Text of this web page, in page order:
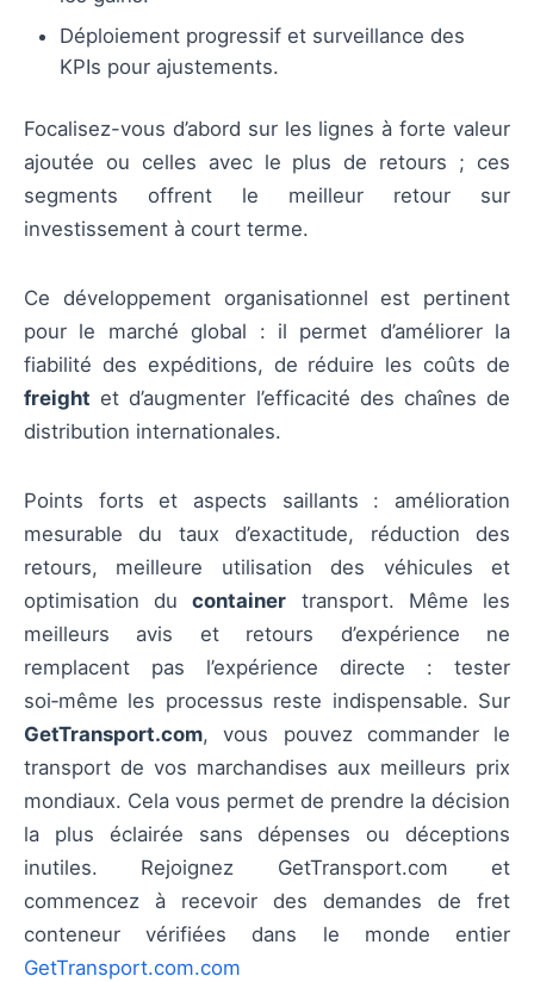
Déploiement progressif et surveillance des
KPIs pour ajustements.
Focalisez-vous d’abord sur les lignes à forte valeur
ajoutée ou celles avec le plus de retours ; ces
segments offrent le meilleur retour sur
investissement à court terme.
Ce développement organisationnel est pertinent
pour le marché global : il permet d’améliorer la
fiabilité des expéditions, de réduire les coûts de
freight et d’augmenter l’efficacité des chaînes de
distribution internationales.
Points forts et aspects saillants : amélioration
mesurable du taux d’exactitude, réduction des
retours, meilleure utilisation des véhicules et
optimisation ducontainer transport. Même les
meilleurs avis et retours d’expérience ne
remplacent pas l’expérience directe : tester
soi‑même les processus reste indispensable. Sur
GetTransport.com, vous pouvez commander le
transport de vos marchandises aux meilleurs prix
mondiaux. Cela vous permet de prendre la décision
la plus éclairée sans dépenses ou déceptions
inutiles. Rejoignez GetTransport.com et
commencez à recevoir des demandes de fret
conteneur vérifiées dans le monde entier
GetTransport.com.com